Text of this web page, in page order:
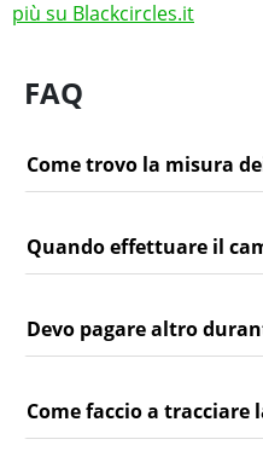
più su Blackcircles.it
FAQ
Come trovo la misura
Quando effettuare il
Devo pagare altro
Come faccio a tracciare